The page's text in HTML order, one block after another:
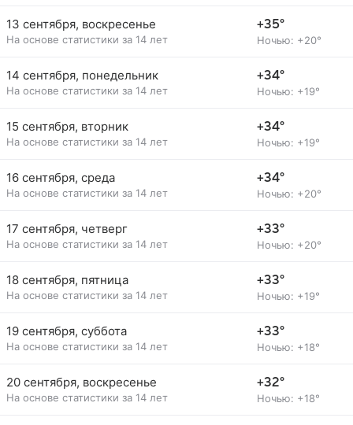
13 сентября, воскресенье
На основе статистики за 14 лет
+35°
Ночью: +20°
14 сентября, понедельник
На основе статистики за 14 лет
+34°
Ночью: +19°
15 сентября, вторник
На основе статистики за 14 лет
+34°
Ночью: +19°
16 сентября, среда
На основе статистики за 14 лет
+34°
Ночью: +20°
17 сентября, четверг
На основе статистики за 14 лет
+33°
Ночью: +20°
18 сентября, пятница
На основе статистики за 14 лет
+33°
Ночью: +19°
19 сентября, суббота
На основе статистики за 14 лет
+33°
Ночью: +18°
20 сентября, воскресенье
На основе статистики за 14 лет
+32°
Ночью: +18°